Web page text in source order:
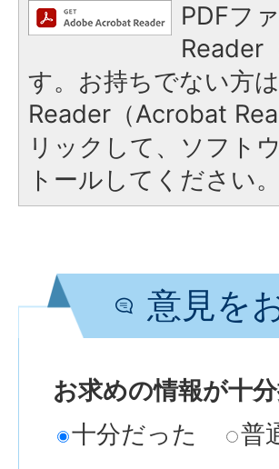
PDFフ
Reader
す。お持ちでない方
Reader（Acrobat
リックして、ソフト
トールしてください。
意見を
お求めの情報が十
十分だった
普